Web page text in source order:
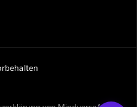
Mindverse